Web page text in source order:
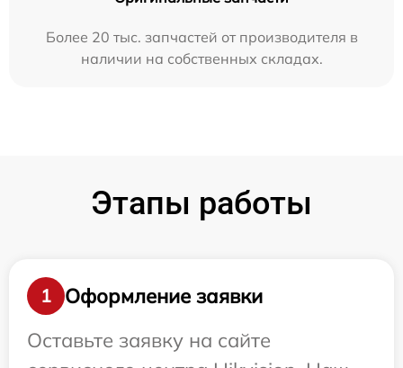
Более 20 тыс. запчастей от производителя в
наличии на собственных складах.
Этапы работы
1
Оформление заявки
Оставьте заявку на сайте